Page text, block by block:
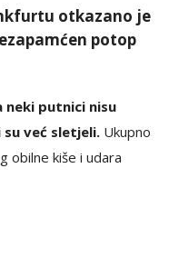
otkazano je
potop
neki putnici nisu
su već sletjeli. Ukupno
obilne kiše i udara